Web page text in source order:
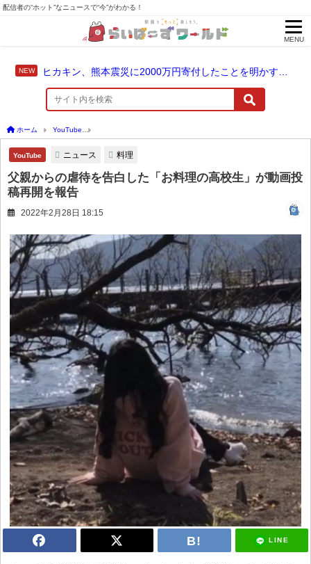
配信者の“ホット”なニュースで“今”がわかる！
MENU
ホーム YouTube
YouTube ニュース 料理
父親からの虐待を告白した「お料理の高校生」が動画投
稿再開を報告
2022年2月28日 18:15
LINE